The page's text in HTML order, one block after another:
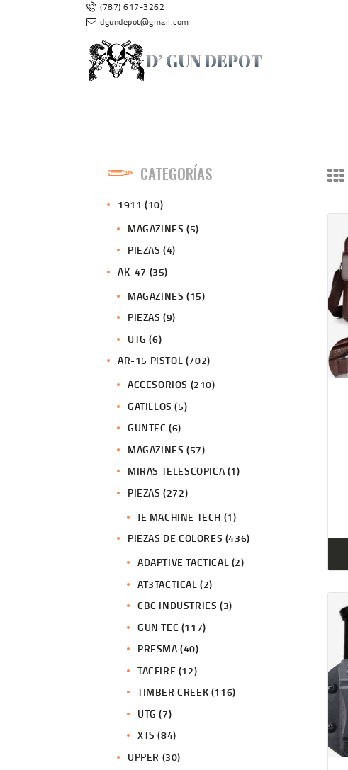
(787) 617-3262
dgundepot@gmail.com
CATEGORÍAS
1911 (10)
MAGAZINES (5)
PIEZAS (4)
AK-47 (35)
MAGAZINES (15)
PIEZAS (9)
UTG (6)
AR-15 PISTOL (702)
ACCESORIOS (210)
GATILLOS (5)
GUNTEC (6)
MAGAZINES (57)
MIRAS TELESCOPICA (1)
PIEZAS (272)
JE MACHINE TECH (1)
PIEZAS DE COLORES (436)
ADAPTIVE TACTICAL (2)
AT3TACTICAL (2)
CBC INDUSTRIES (3)
GUN TEC (117)
PRESMA (40)
TACFIRE (12)
TIMBER CREEK (116)
UTG (7)
XTS (84)
UPPER (30)